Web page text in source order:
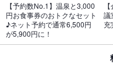
【予約数No.1】温泉と3,000
円お食事券のおトクなセット
♪ネット予約で通常6,500円
が5,900円に！
議
充